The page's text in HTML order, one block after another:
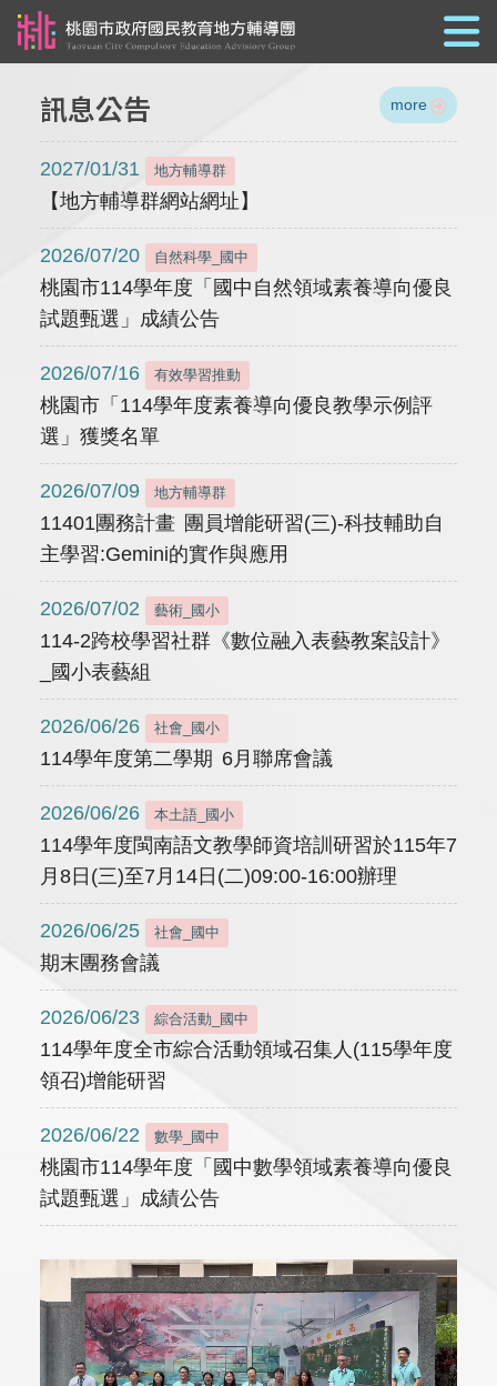
訊息公告 more
2027/01/31 地方輔導群
【地方輔導群網站網址】
2026/07/20 自然科學_國中
桃園市114學年度「國中自然領域素養導向優良
試題甄選」成績公告
2026/07/16 有效學習推動
桃園市「114學年度素養導向優良教學示例評
選」獲獎名單
2026/07/09 地方輔導群
11401團務計畫 團員增能研習(三)-科技輔助自
主學習:Gemini的實作與應用
2026/07/02 藝術_國小
114-2跨校學習社群《數位融入表藝教案設計》
_國小表藝組
2026/06/26 社會_國小
114學年度第二學期 6月聯席會議
2026/06/26 本土語_國小
114學年度閩南語文教學師資培訓研習於115年7
月8日(三)至7月14日(二)09:00-16:00辦理
2026/06/25 社會_國中
期末團務會議
2026/06/23 綜合活動_國中
114學年度全市綜合活動領域召集人(115學年度
領召)增能研習
2026/06/22 數學_國中
桃園市114學年度「國中數學領域素養導向優良
試題甄選」成績公告